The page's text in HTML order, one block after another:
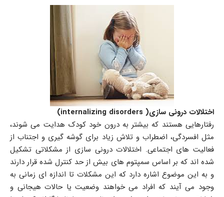
اختلالات درونی سازی( internalizing disorders)
رفتارهایی هستند که بیشتر به درون خود کودک هدایت می شوند،
مثل افسردگی، اضطراب و تلاش زیاد برای گوشه گیری و اجتناب از
فعالیت های اجتماعی. اختلالات درونی سازی از مشکلاتی تشکیل
شده اند که بر اساس سمپتوم های بیش از حد کنترل شده قرار دارند
و به این موضوع اشاره دارد که این مشکلات تا اندازه ای زمانی به
وجود می آیند که افراد می خواهند وضعیت یا حالات هیجانی و